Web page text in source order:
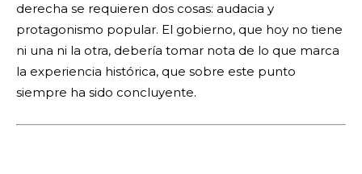
derecha se requieren dos cosas: audacia y
protagonismo popular. El gobierno, que hoy no tiene
ni una ni la otra, debería tomar nota de lo que marca
la experiencia histórica, que sobre este punto
siempre ha sido concluyente.